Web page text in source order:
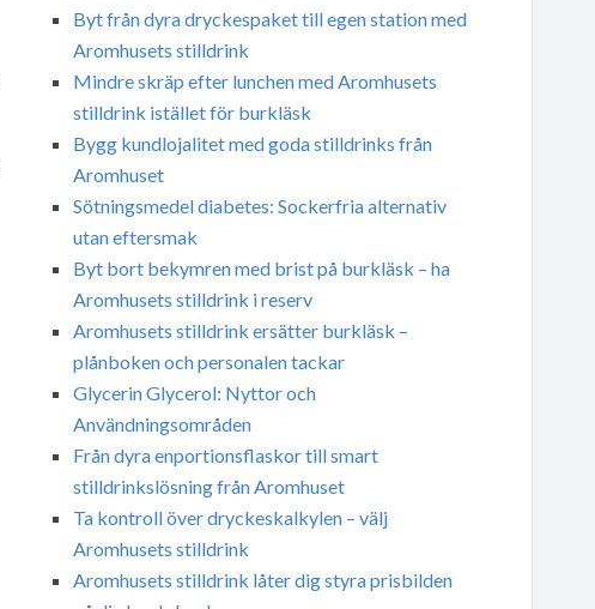
Byt från dyra dryckespaket till egen station med
Aromhusets stilldrink
Mindre skräp efter lunchen med Aromhusets
stilldrink istället för burkläsk
Bygg kundlojalitet med goda stilldrinks från
Aromhuset
Sötningsmedel diabetes: Sockerfria alternativ
utan eftersmak
Byt bort bekymren med brist på burkläsk – ha
Aromhusets stilldrink i reserv
Aromhusets stilldrink ersätter burkläsk –
plånboken och personalen tackar
Glycerin Glycerol: Nyttor och
Användningsområden
Från dyra enportionsflaskor till smart
stilldrinkslösning från Aromhuset
Ta kontroll över dryckeskalkylen – välj
Aromhusets stilldrink
Aromhusets stilldrink låter dig styra prisbilden